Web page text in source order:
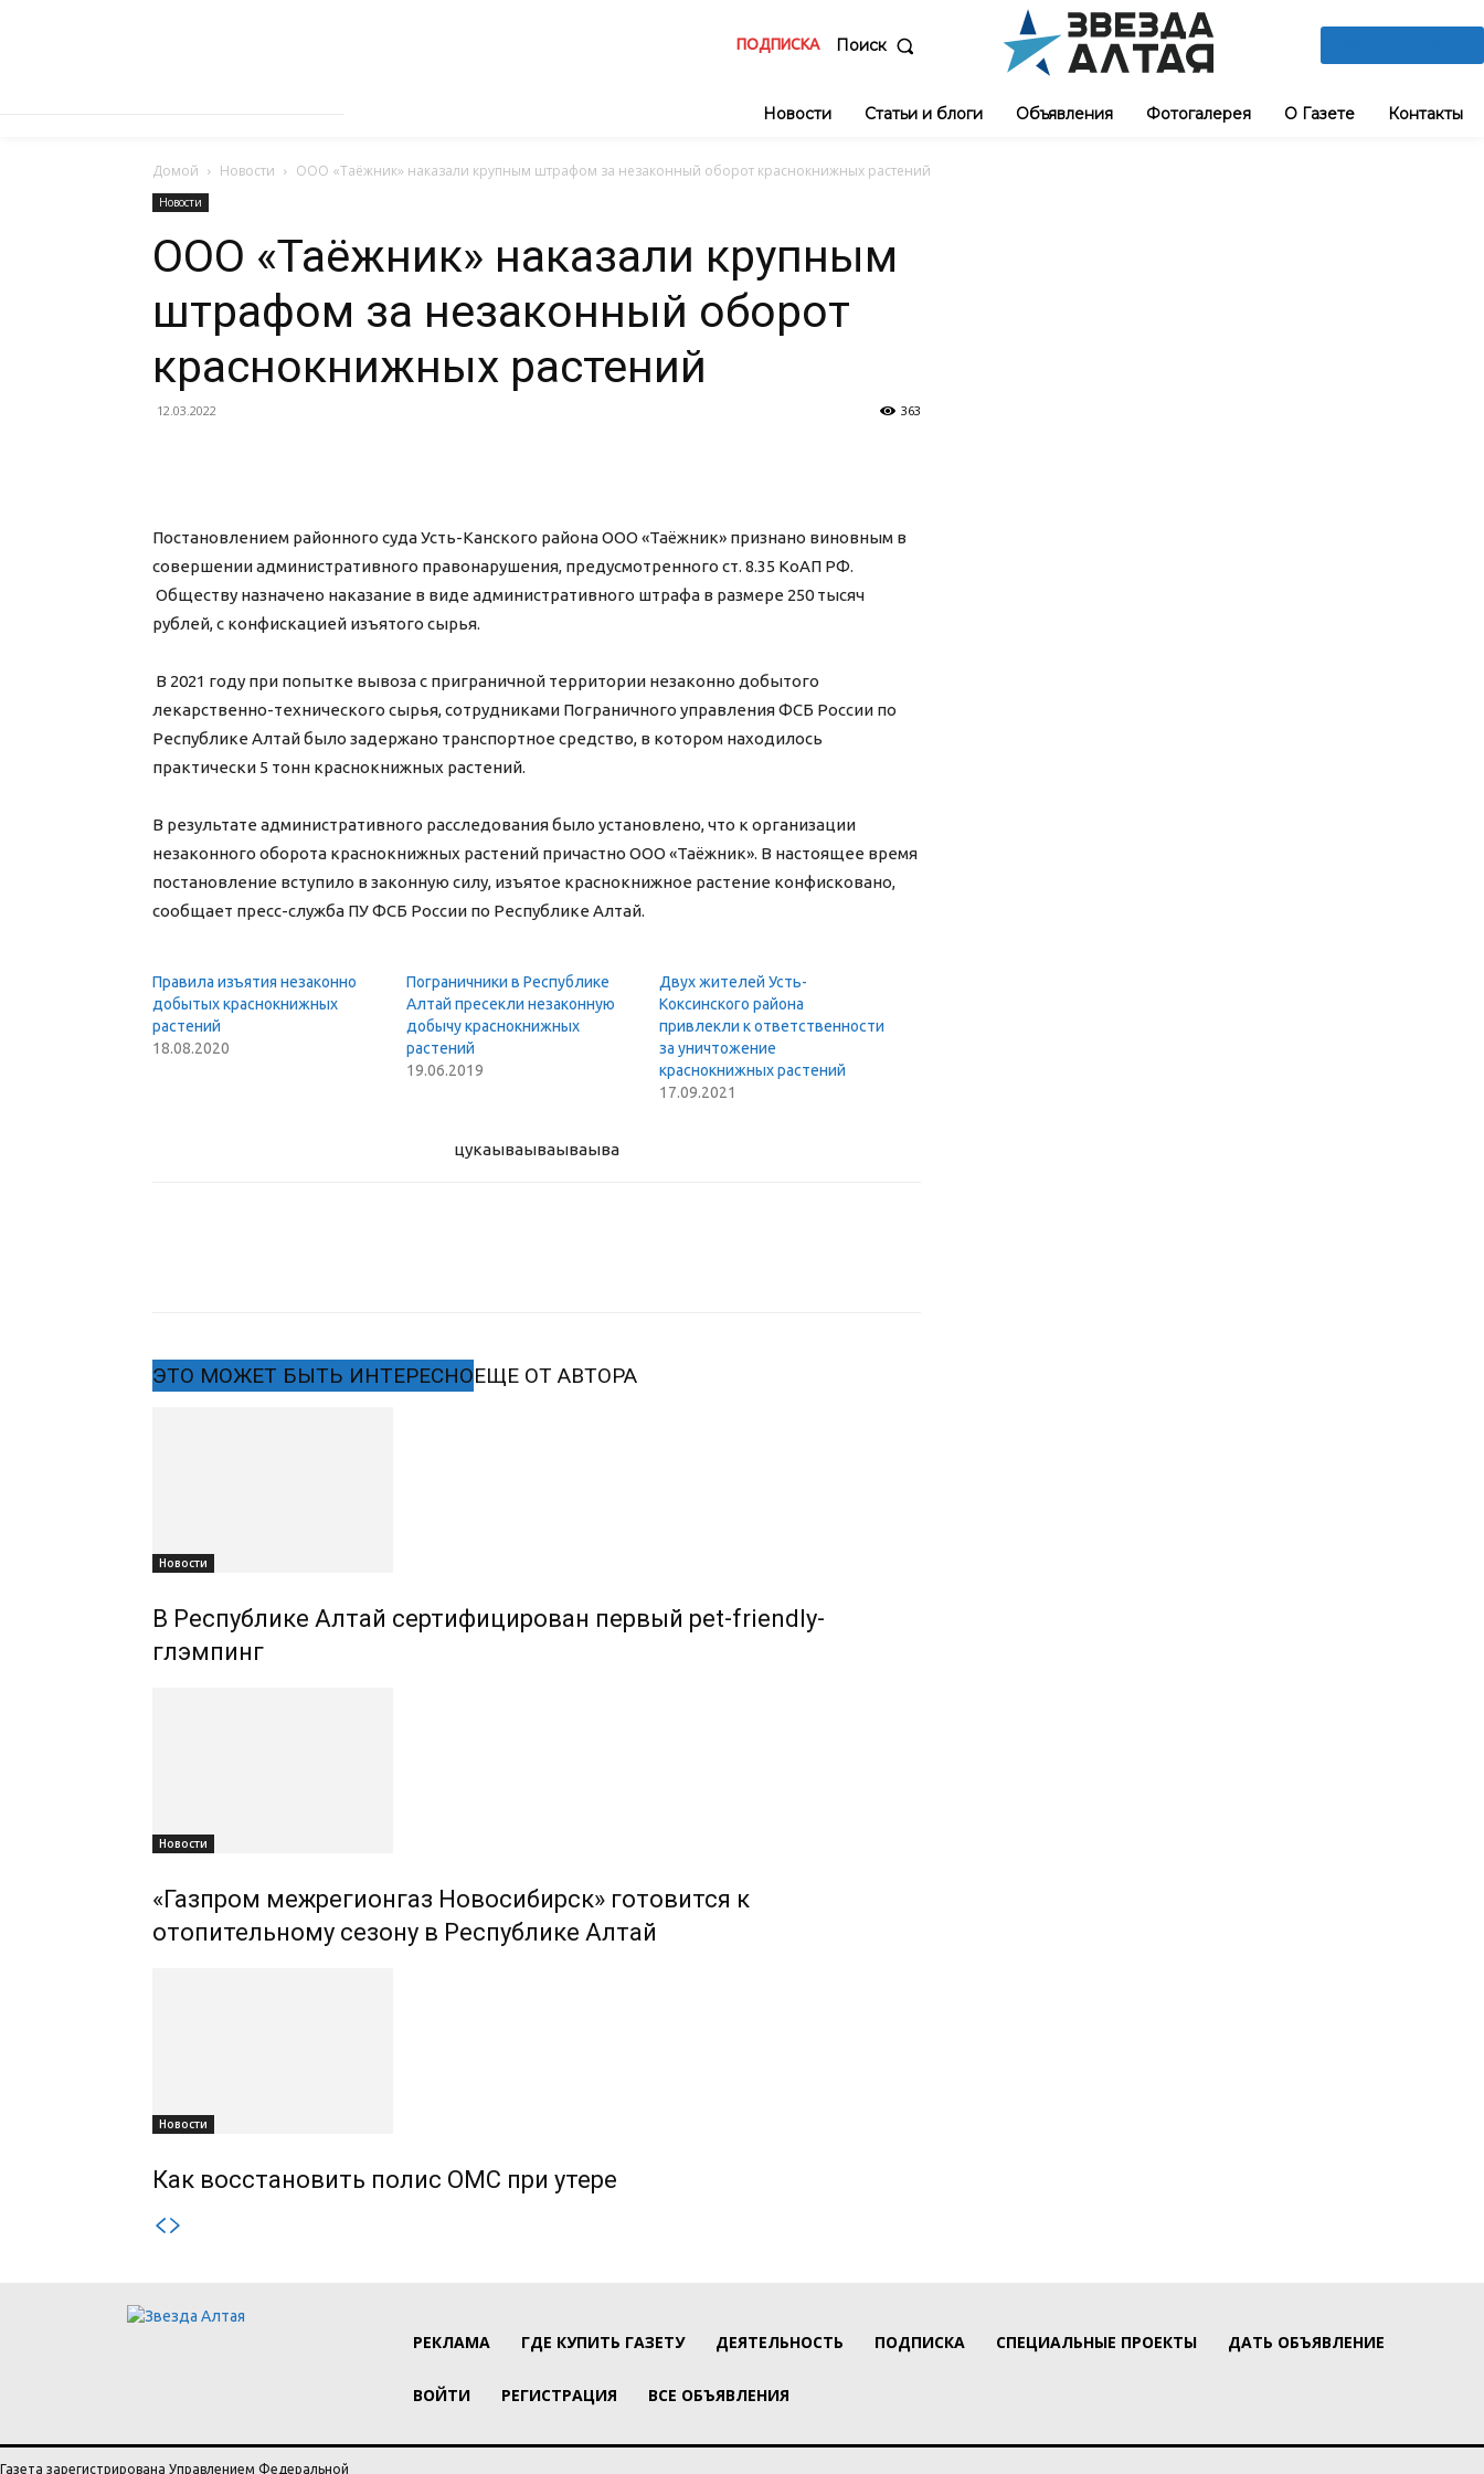
ПОДПИСКА Поиск
Новости Статьи и блоги Объявления Фотогалерея О Газете Контакты
Домой Новости ООО «Таёжник» наказали крупным штрафом за незаконный оборот краснокнижных растений
Новости
ООО «Таёжник» наказали крупным
штрафом за незаконный оборот
краснокнижных растений
12.03.2022 363
Постановлением районного суда Усть-Канского района ООО «Таёжник» признано виновным в
совершении административного правонарушения, предусмотренного ст. 8.35 КоАП РФ.
Обществу назначено наказание в виде административного штрафа в размере 250 тысяч
рублей, с конфискацией изъятого сырья.
В 2021 году при попытке вывоза с приграничной территории незаконно добытого
лекарственно-технического сырья, сотрудниками Пограничного управления ФСБ России по
Республике Алтай было задержано транспортное средство, в котором находилось
практически 5 тонн краснокнижных растений.
В результате административного расследования было установлено, что к организации
незаконного оборота краснокнижных растений причастно ООО «Таёжник». В настоящее время
постановление вступило в законную силу, изъятое краснокнижное растение конфисковано,
сообщает пресс-служба ПУ ФСБ России по Республике Алтай.
Правила изъятия незаконно
добытых краснокнижных
растений
18.08.2020
Пограничники в Республике
Алтай пресекли незаконную
добычу краснокнижных
растений
19.06.2019
Двух жителей Усть-
Коксинского района
привлекли к ответственности
за уничтожение
краснокнижных растений
17.09.2021
цукаываываываыва
ЭТО МОЖЕТ БЫТЬ ИНТЕРЕСНОЕЩЕ ОТ АВТОРА
Новости
В Республике Алтай сертифицирован первый pet-friendly-
глэмпинг
Новости
«Газпром межрегионгаз Новосибирск» готовится к
отопительному сезону в Республике Алтай
Новости
Как восстановить полис ОМС при утере
РЕКЛАМА ГДЕ КУПИТЬ ГАЗЕТУ ДЕЯТЕЛЬНОСТЬ ПОДПИСКА СПЕЦИАЛЬНЫЕ ПРОЕКТЫ ДАТЬ ОБЪЯВЛЕНИЕ
ВОЙТИ РЕГИСТРАЦИЯ ВСЕ ОБЪЯВЛЕНИЯ
Газета зарегистрирована Управлением Федеральной